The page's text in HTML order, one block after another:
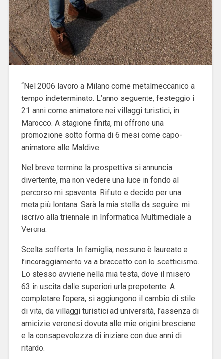
“Nel 2006 lavoro a Milano come metalmeccanico a
tempo indeterminato. L’anno seguente, festeggio i
21 anni come animatore nei villaggi turistici, in
Marocco. A stagione finita, mi offrono una
promozione sotto forma di 6 mesi come capo-
animatore alle Maldive.
Nel breve termine la prospettiva si annuncia
divertente, ma non vedere una luce in fondo al
percorso mi spaventa. Rifiuto e decido per una
meta più lontana. Sarà la mia stella da seguire: mi
iscrivo alla triennale in Informatica Multimediale a
Verona.
Scelta sofferta. In famiglia, nessuno è laureato e
l’incoraggiamento va a braccetto con lo scetticismo.
Lo stesso avviene nella mia testa, dove il misero
63 in uscita dalle superiori urla prepotente. A
completare l’opera, si aggiungono il cambio di stile
di vita, da villaggi turistici ad università, l’assenza di
amicizie veronesi dovuta alle mie origini bresciane
e la consapevolezza di iniziare con due anni di
ritardo.